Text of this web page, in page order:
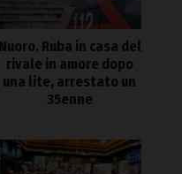
Nuoro. Ruba in casa del
rivale in amore dopo
una lite, arrestato un
35enne